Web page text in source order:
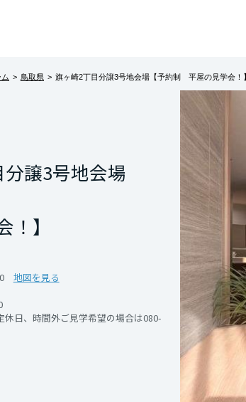
ンアップ
・建築実例
ーズギャラリー
買う
分
中
ス
分譲
売る
住
客さま
モデルルーム見学
例
法
企
社宅
医
マンション
フォームとは
ム事例
事業
事
ホ
リ
・投資開発
事業（ASMACI-アスマチ-）
産・投資開発事業
業
事
事
分譲
メニュー
りんぐ（ロングサポート）
フォーム
ご
お
採
新
中途
障
ウ
海外
> 鳥取県 > 旗ヶ崎2丁目分譲3号地会場【予約制 平屋の見学会！】
譲3号地会場
】
地図を見る
休日、時間外ご見学希望の場合は080-
北海道
旗ヶ崎2丁目分譲3号地
深い軒が描く佇まいの内側には、
す。
玄関からパントリー、キッチン、
淀みなく流れるような動線が、忙
「美しく暮らす」ことと「家事を
を、平屋という贅沢なワンフロア
もっと
開催日時 ※事前予
米子